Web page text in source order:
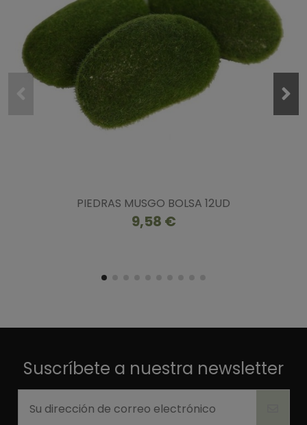
PIEDRAS MUSGO BOLSA 12UD
9,58 €
Suscríbete a nuestra newsletter